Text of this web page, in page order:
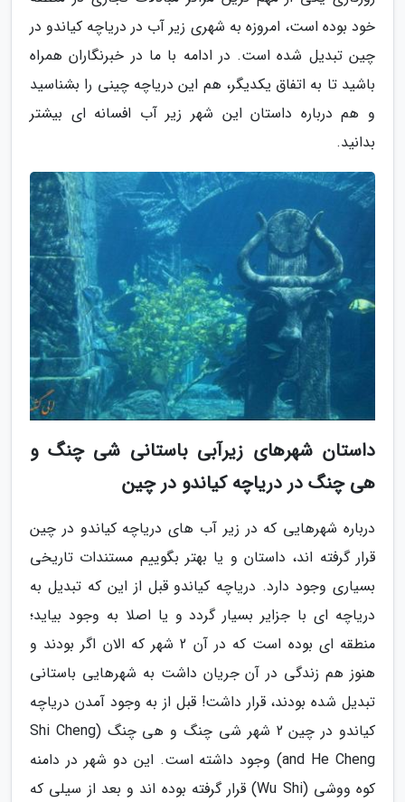
خود بوده است، امروزه به شهری زیر آب در دریاچه کیاندو در
چین تبدیل شده است. در ادامه با ما در خبرنگاران همراه
باشید تا به اتفاق یکدیگر، هم این دریاچه چینی را بشناسید
و هم درباره داستان این شهر زیر آب افسانه ای بیشتر
بدانید.
داستان شهرهای زیرآبی باستانی شی چنگ و
هی چنگ در دریاچه کیاندو در چین
درباره شهرهایی که در زیر آب های دریاچه کیاندو در چین
قرار گرفته اند، داستان و یا بهتر بگوییم مستندات تاریخی
بسیاری وجود دارد. دریاچه کیاندو قبل از این که تبدیل به
دریاچه ای با جزایر بسیار گردد و یا اصلا به وجود بیاید؛
منطقه ای بوده است که در آن 2 شهر که الان اگر بودند و
هنوز هم زندگی در آن جریان داشت به شهرهایی باستانی
تبدیل شده بودند، قرار داشت! قبل از به وجود آمدن دریاچه
کیاندو در چین 2 شهر شی چنگ و هی چنگ (Shi Cheng
and He Cheng) وجود داشته است. این دو شهر در دامنه
کوه ووشی (Wu Shi) قرار گرفته بوده اند و بعد از سیلی که